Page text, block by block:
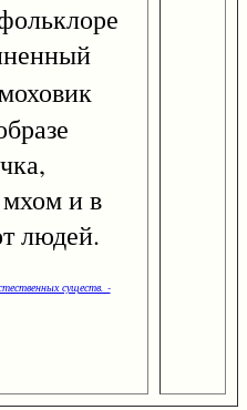
мхом и в
людей.
существ. -